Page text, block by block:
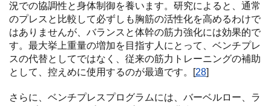
況での協調性と身体制御を養います。研究によると、通常
のプレスと比較して必ずしも胸筋の活性化を高めるわけで
はありませんが、バランスと体幹の筋力強化には効果的で
す。最大挙上重量の増加を目指す人にとって、ベンチプレ
スの代替としてではなく、従来の筋力トレーニングの補助
として、控えめに使用するのが最適です。[28]
さらに、ベンチプレスプログラムには、バーベルロー、ラ